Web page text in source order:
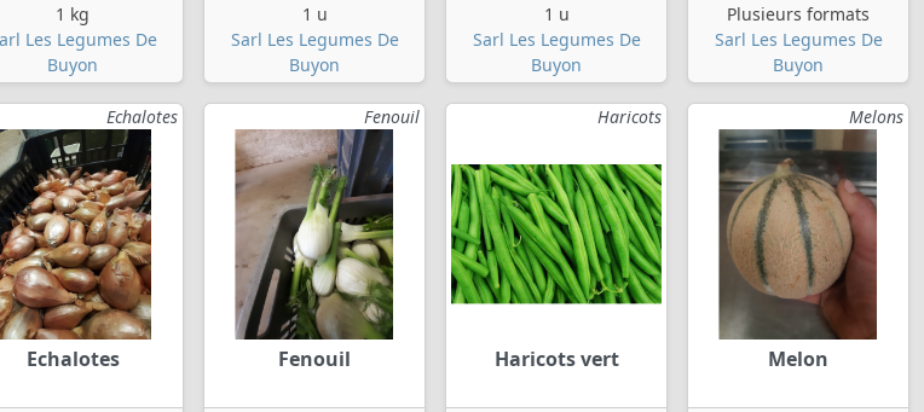
1 kg
Les Legumes De
Buyon
1 u
Sarl Les Legumes De
Buyon
1 u
Sarl Les Legumes De
Buyon
Plusieurs formats
Sarl Les Legumes De
Buyon
Echalotes
Echalotes
Fenouil
Fenouil
Haricots
Haricots vert
Melons
Melon